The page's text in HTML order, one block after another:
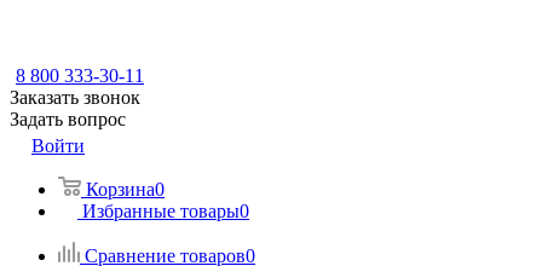
8 800 333-30-11
Заказать звонок
Задать вопрос
Войти
Корзина0
Избранные товары0
Сравнение товаров0